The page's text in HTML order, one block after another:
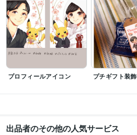
プロフィールアイコン プチギフト装飾
出品者のその他の人気サービス